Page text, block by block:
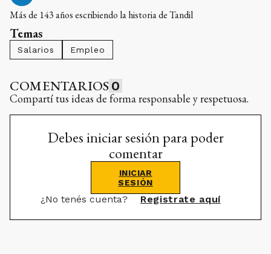
Más de 143 años escribiendo la historia de Tandil
Temas
Salarios Empleo
COMENTARIOS 0
Compartí tus ideas de forma responsable y respetuosa.
Debes iniciar sesión para poder
comentar
INICIAR
SESIÓN
¿No tenés cuenta? Registrate aquí